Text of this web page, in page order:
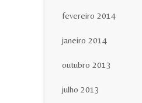
fevereiro 2014
janeiro 2014
outubro 2013
julho 2013